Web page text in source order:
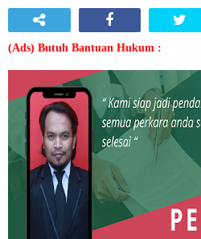
(Ads) Butuh Bantuan Hukum :